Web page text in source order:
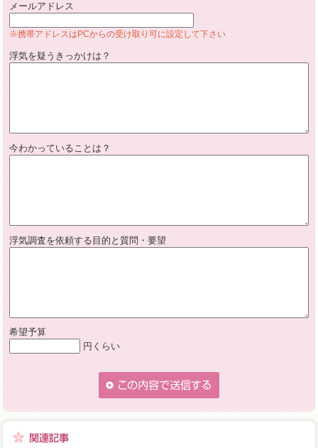
メールアドレス
※携帯アドレスはPCからの受け取り可に設定して下さい
浮気を疑うきっかけは？
今わかっていることは？
浮気調査を依頼する目的と質問・要望
希望予算
円くらい